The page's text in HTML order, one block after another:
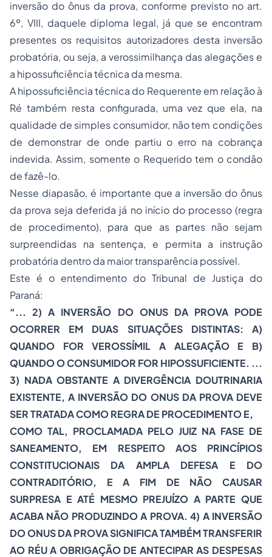
inversão do ônus da prova, conforme previsto no art.
6º, VIII, daquele diploma legal, já que se encontram
presentes os requisitos autorizadores desta inversão
probatória, ou seja, a verossimilhança das alegações e
a hipossuficiência técnica da mesma.
A hipossuficiência técnica do Requerente em relação à
Ré também resta configurada, uma vez que ela, na
qualidade de simples consumidor, não tem condições
de demonstrar de onde partiu o erro na cobrança
indevida. Assim, somente o Requerido tem o condão
de fazê-lo.
Nesse diapasão, é importante que a inversão do ônus
da prova seja deferida já no início do processo (regra
de procedimento), para que as partes não sejam
surpreendidas na sentença, e permita a instrução
probatória dentro da maior transparência possível.
Este é o entendimento do Tribunal de Justiça do
Paraná:
“... 2) A INVERSÃO DO ONUS DA PROVA PODE
OCORRER EM DUAS SITUAÇÕES DISTINTAS: A)
QUANDO FOR VEROSSÍMIL A ALEGAÇÃO E B)
QUANDO O CONSUMIDOR FOR HIPOSSUFICIENTE. ...
3) NADA OBSTANTE A DIVERGÊNCIA DOUTRINARIA
EXISTENTE, A INVERSÃO DO ONUS DA PROVA DEVE
SER TRATADA COMO REGRA DE PROCEDIMENTO E,
COMO TAL, PROCLAMADA PELO JUIZ NA FASE DE
SANEAMENTO, EM RESPEITO AOS PRINCÍPIOS
CONSTITUCIONAIS DA AMPLA DEFESA E DO
CONTRADITÓRIO, E A FIM DE NÃO CAUSAR
SURPRESA E ATÉ MESMO PREJUÍZO A PARTE QUE
ACABA NÃO PRODUZINDO A PROVA. 4) A INVERSÃO
DO ONUS DA PROVA SIGNIFICA TAMBÉM TRANSFERIR
AO RÉU A OBRIGAÇÃO DE ANTECIPAR AS DESPESAS